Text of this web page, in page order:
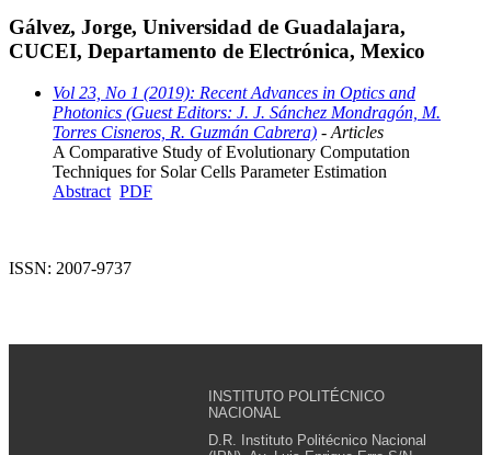
Gálvez, Jorge, Universidad de Guadalajara,
CUCEI, Departamento de Electrónica, Mexico
Vol 23, No 1 (2019): Recent Advances in Optics and
Photonics (Guest Editors: J. J. Sánchez Mondragón, M.
Torres Cisneros, R. Guzmán Cabrera) - Articles
A Comparative Study of Evolutionary Computation
Techniques for Solar Cells Parameter Estimation
Abstract PDF
ISSN: 2007-9737
INSTITUTO POLITÉCNICO
NACIONAL
D.R. Instituto Politécnico Nacional